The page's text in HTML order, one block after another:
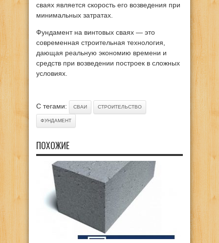
сваях является скорость его возведения при
минимальных затратах.
Фундамент на винтовых сваях — это
современная строительная технология,
дающая реальную экономию времени и
средств при возведении построек в сложных
условиях.
С тегами: СВАИ СТРОИТЕЛЬСТВО
ФУНДАМЕНТ
ПОХОЖИЕ